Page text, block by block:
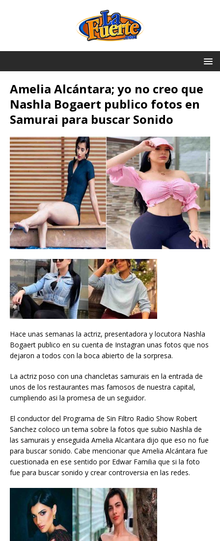
Amelia Alcántara; yo no creo que
Nashla Bogaert publico fotos en
Samurai para buscar Sonido
Hace unas semanas la actriz, presentadora y locutora Nashla
Bogaert publico en su cuenta de Instagran unas fotos que nos
dejaron a todos con la boca abierto de la sorpresa.
La actriz poso con una chancletas samurais en la entrada de
unos de los restaurantes mas famosos de nuestra capital,
cumpliendo asi la promesa de un seguidor.
El conductor del Programa de Sin Filtro Radio Show Robert
Sanchez coloco un tema sobre la fotos que subio Nashla de
las samurais y enseguida Amelia Alcantara dijo que eso no fue
para buscar sonido. Cabe mencionar que Amelia Alcántara fue
cuestionada en ese sentido por Edwar Familia que si la foto
fue para buscar sonido y crear controversia en las redes.